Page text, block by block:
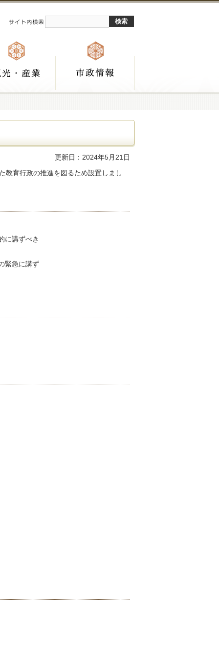
更新日：2024年5月21日
育行政の推進を図るため設置しまし
に講ずべき
緊急に講ず